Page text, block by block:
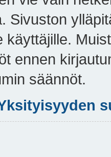
Sivuston
käyttäjille.
ennen
säännöt.